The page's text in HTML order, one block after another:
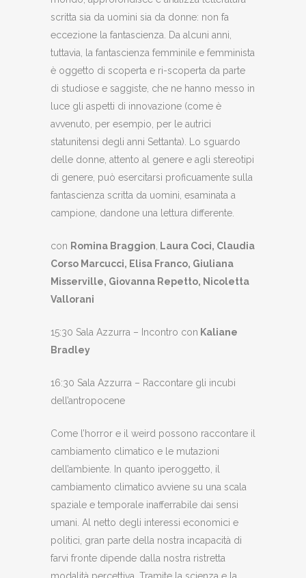
scritta sia da uomini sia da donne: non fa
eccezione la fantascienza. Da alcuni anni,
tuttavia, la fantascienza femminile e femminista
è oggetto di scoperta e ri-scoperta da parte
di studiose e saggiste, che ne hanno messo in
luce gli aspetti di innovazione (come è
avvenuto, per esempio, per le autrici
statunitensi degli anni Settanta). Lo sguardo
delle donne, attento al genere e agli stereotipi
di genere, può esercitarsi proficuamente sulla
fantascienza scritta da uomini, esaminata a
campione, dandone una lettura differente.
con Romina Braggion
Laura Coci, Claudia
Corso Marcucci, Elisa Franco, Giuliana
Misserville, Giovanna Repetto, Nicoletta
Vallorani
15:30 Sala Azzurra – Incontro con Kaliane
Bradley
16:30 Sala Azzurra – Raccontare gli incubi
dell’antropocene
Come l’horror e il weird possono raccontare il
cambiamento climatico e le mutazioni
dell’ambiente. In quanto iperoggetto, il
cambiamento climatico avviene su una scala
spaziale e temporale inafferrabile dai sensi
umani. Al netto degli interessi economici e
politici, gran parte della nostra incapacità di
farvi fronte dipende dalla nostra ristretta